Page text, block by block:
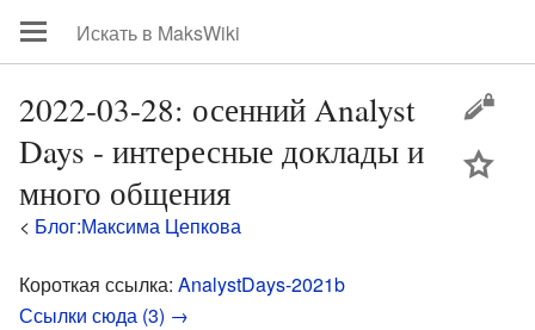
2022-03-28: осенний Analyst
Days - интересные доклады и
много общения
< Блог:Максима Цепкова
Короткая ссылка: AnalystDays-2021b
Ссылки сюда (3) →